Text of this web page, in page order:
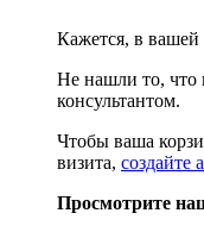
Кажется, в вашей
Не нашли то, что
консультантом.
Чтобы ваша
визита, создайте
Просмотрите